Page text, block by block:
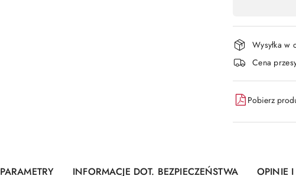
i
dostawa
Wysyłka w
Cena
Pobierz
PARAMETRY INFORMACJE DOT. BEZPIECZEŃSTWA OPINIE